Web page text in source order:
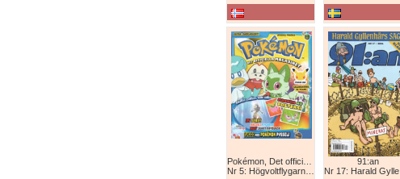
Nr 5: Högvoltflygarna mot Svart Rayquaza!
91:an
Nr 17: Harald Gyllenhårs saga